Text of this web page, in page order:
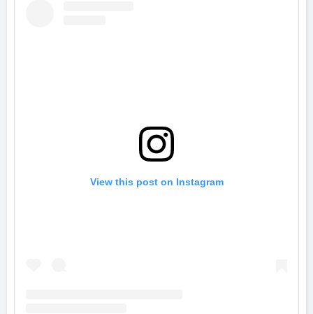
View this post on Instagram